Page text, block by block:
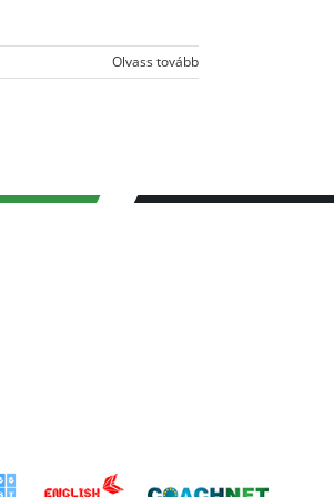
Olvass tovább